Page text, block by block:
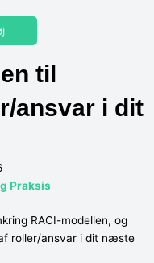
til
ansvar i dit
Praksis
RACI-modellen, og
roller/ansvar i dit næste